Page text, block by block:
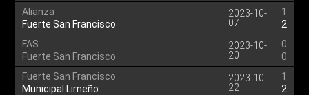
Alianza
Fuerte San Francisco
2023-10-
07
1
2
FAS
Fuerte San Francisco
2023-10-
20
0
0
Fuerte San Francisco
Municipal Limeño
2023-10-
22
1
2